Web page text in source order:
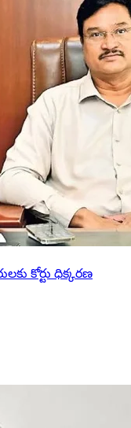
కోర్టు ధిక్కరణ